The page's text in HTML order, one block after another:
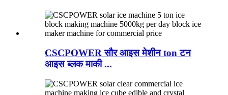
CSCPOWER सौर आइस मेशीन ton टन
आइस ब्लक माकी ...